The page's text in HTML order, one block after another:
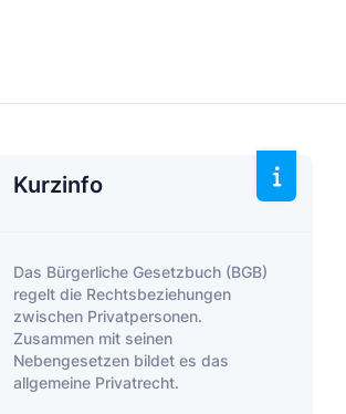
Kurzinfo
Das Bürgerliche Gesetzbuch (BGB)
regelt die Rechtsbeziehungen
zwischen Privatpersonen.
Zusammen mit seinen
Nebengesetzen bildet es das
allgemeine Privatrecht.